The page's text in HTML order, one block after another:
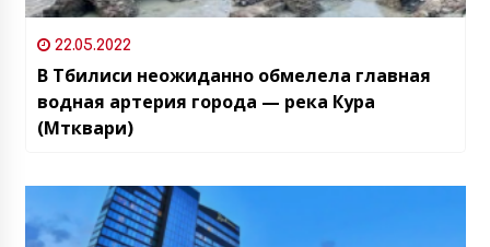
22.05.2022
В Тбилиси неожиданно обмелела главная
водная артерия города — река Кура
(Мтквари)